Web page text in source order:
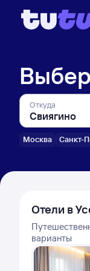
Откуда
Москва Санкт-
Отели в
варианты